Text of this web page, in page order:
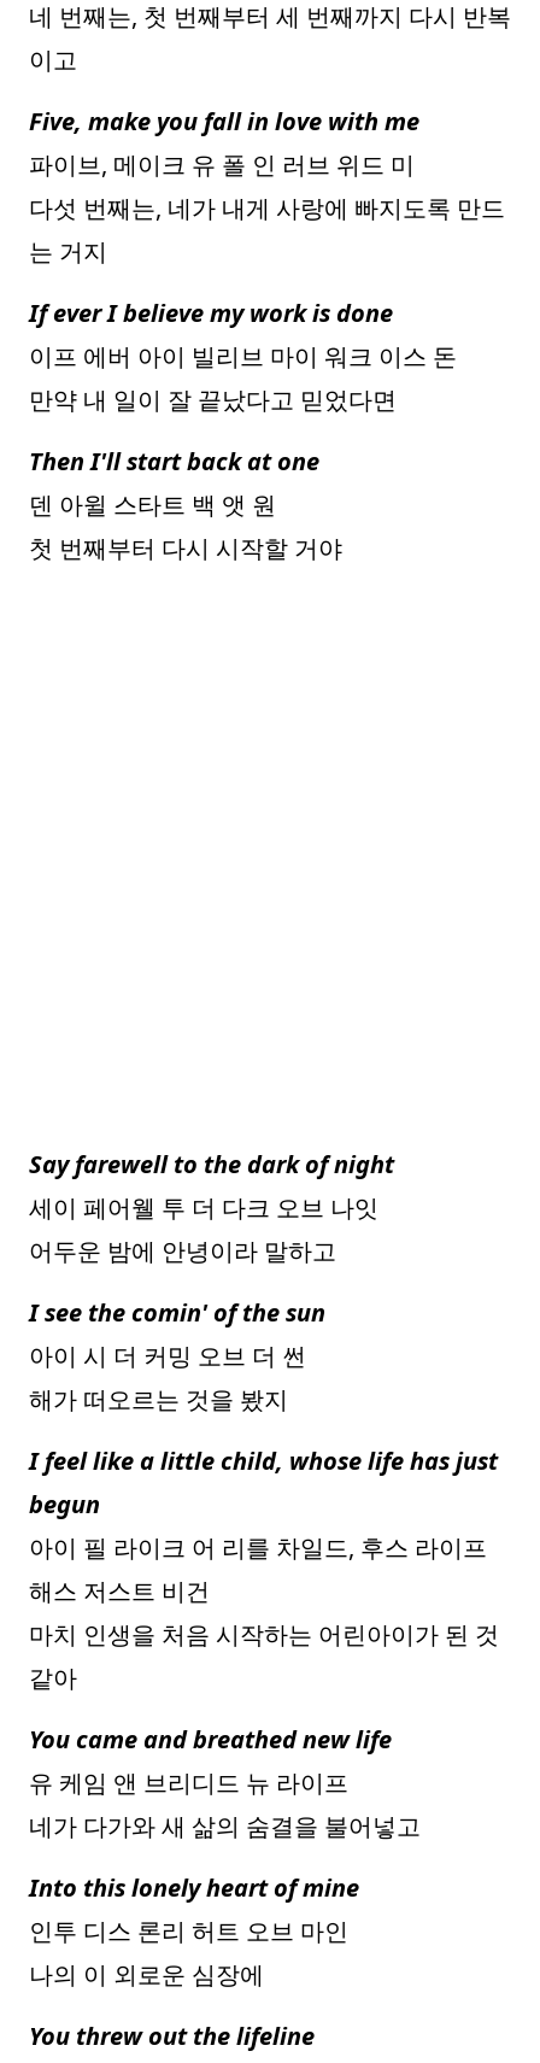
네 번째는, 첫 번째부터 세 번째까지 다시 반복
이고
Five, make you fall in love with me
파이브, 메이크 유 폴 인 러브 위드 미
다섯 번째는, 네가 내게 사랑에 빠지도록 만드
는 거지
If ever I believe my work is done
이프 에버 아이 빌리브 마이 워크 이스 돈
만약 내 일이 잘 끝났다고 믿었다면
Then I'll start back at one
덴 아윌 스타트 백 앳 원
첫 번째부터 다시 시작할 거야
Say farewell to the dark of night
세이 페어웰 투 더 다크 오브 나잇
어두운 밤에 안녕이라 말하고
I see the comin' of the sun
아이 시 더 커밍 오브 더 썬
해가 떠오르는 것을 봤지
I feel like a little child, whose life has just
begun
아이 필 라이크 어 리를 차일드, 후스 라이프
해스 저스트 비건
마치 인생을 처음 시작하는 어린아이가 된 것
같아
You came and breathed new life
유 케임 앤 브리디드 뉴 라이프
네가 다가와 새 삶의 숨결을 불어넣고
Into this lonely heart of mine
인투 디스 론리 허트 오브 마인
나의 이 외로운 심장에
You threw out the lifeline